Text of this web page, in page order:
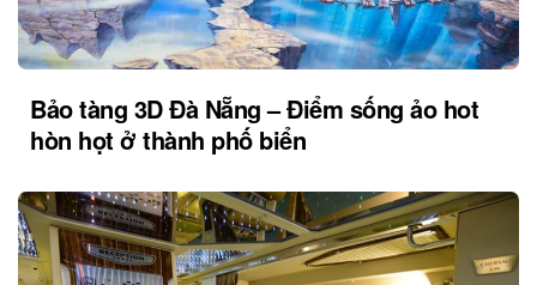
Bảo tàng 3D Đà Nẵng – Điểm sống ảo hot
hòn họt ở thành phố biển